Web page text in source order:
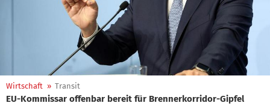
Wirtschaft » Transit
EU-Kommissar offenbar bereit für Brennerkorridor-Gipfel